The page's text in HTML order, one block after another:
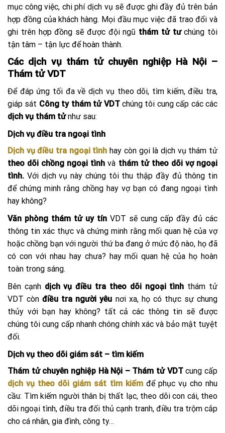
mục công việc, chi phí dịch vụ sẽ được ghi đầy đủ trên bản
hợp đồng của khách hàng. Mọi đầu mục việc đã trao đổi và
ghi trên hợp đồng sẽ được đội ngũ thám tử tưchúng tôi
tận tâm – tận lực để hoàn thành.
Các dịch vụ thám tử chuyên nghiệp Hà Nội –
Thám tử VDT
Để đáp ứng tối đa về dịch vụ theo dõi, tìm kiếm, điều tra,
giáp sát Công ty thám tử VDT chúng tôi cung cấp các các
dịch vụ thám tửnhư sau:
Dịch vụ điều tra ngoại tình
Dịch vụ điều tra ngoại tình hay còn gọi là dịch vụ thám tử
theo dõi chồng ngoại tìnhvà thám tử theo dõi vợ ngoại
tình. Với dịch vụ này chúng tôi thu thập đầy đủ thông tin
để chứng minh rằng chồng hay vợ bạn có đang ngoại tình
hay không?
Văn phòng thám tử uy tín VDT sẽ cung cấp đầy đủ các
thông tin xác thực và chứng minh rằng mối quan hệ của vợ
hoặc chồng bạn với người thứ ba đang ở mức độ nào, họ đã
có con với nhau hay chưa? hay mối quan hệ của họ hoàn
toàn trong sáng.
Bên cạnh dịch vụ điều tra theo dõi ngoại tình thám tử
VDT cònđiều tra người yêu nơi xa, họ có thực sự chung
thủy với bạn hay không? tất cả các thông tin sẽ được
chúng tôi cung cấp nhanh chóng chính xác và bảo mật tuyệt
đối.
Dịch vụ theo dõi giám sát – tìm kiếm
Thám tử chuyên nghiệp Hà Nội – Thám tử VDTcung cấp
dịch vụ theo dõi giám sát tìm kiếmđể phục vụ cho nhu
cầu: Tìm kiếm người thân bị thất lạc, theo dõi con cái, theo
dõi ngoại tình, điều tra đối thủ cạnh tranh, điều tra trộm cắp
cho cá nhân, gia đình, công ty…